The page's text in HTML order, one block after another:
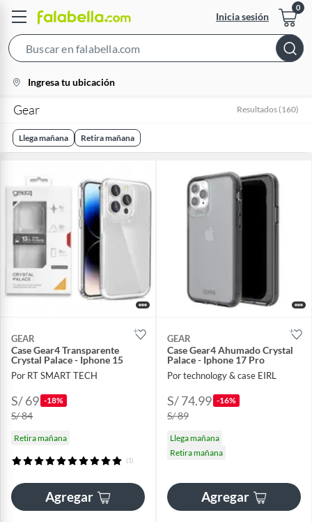
Inicia sesión
Bar
location-
icon
Ingresa tu ubicación
Gear Resultados (160)
Llega mañana Retira mañana
GEAR
Case Gear4 Transparente
Crystal Palace - Iphone 15
Por RT SMART TECH
S/ 69 -18%
S/ 84
Retira mañana
(1)
Agregar
GEAR
Case Gear4 Ahumado Crystal
Palace - Iphone 17 Pro
Por technology & case EIRL
S/ 74.99 -16%
S/ 89
Llega mañana
Retira mañana
Agregar